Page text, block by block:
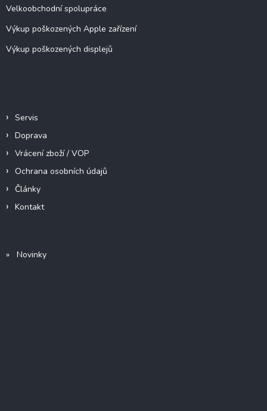
Velkoobchodní spolupráce
Výkup poškozených Apple zařízení
Výkup poškozených displejů
Servis
Doprava
Vrácení zboží / VOP
Ochrana osobních údajů
Články
Kontakt
» Novinky